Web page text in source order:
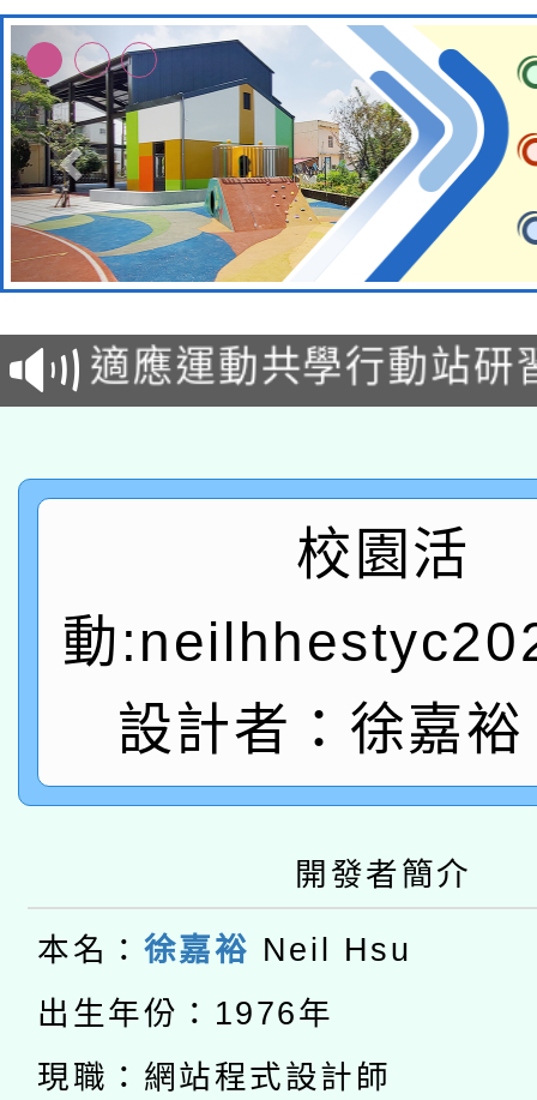
本校115學年度第2次
招甄選結果公告(無人
招)
適應運動共學行動站研
本館辦理115年度閱讀
暨閱讀推動專業研習
科技賦能─人工智慧
A3數位素養講師名單
「數位內容與教學軟
pilot」
有關大陸委員會函釋公
薪期間赴陸應申請許可
轉知經濟部水利署委託
業技術研究院辦理「
動」
115年8月22日(星期六
開 智慧啟航」
本校115學年度第2次
招甄選結果公告(無人
招)
適應運動共學行動站研
本館辦理115年度閱讀
暨閱讀推動專業研習
科技賦能─人工智慧
校園活
動
設計者：徐嘉
開發者簡介
本名： 徐嘉裕 Neil Hsu
出生年份：1976年
現職：網站程式設計師